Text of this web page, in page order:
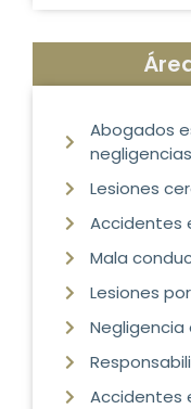
Abogados
Lesiones
Accidentes
Mala
Lesiones
Negligencia
Accidentes